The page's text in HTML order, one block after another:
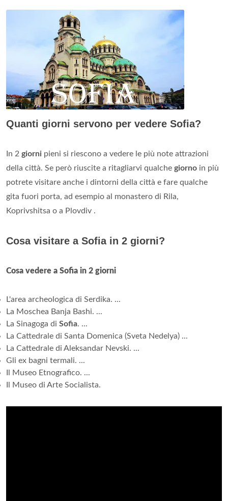
Quanti giorni servono per vedere Sofia?
In 2 giorni pieni si riescono a vedere le più note attrazioni
della città. Se però riuscite a ritagliarvi qualche giorno in più
potrete visitare anche i dintorni della città e fare qualche
gita fuori porta, ad esempio al monastero di Rila,
Koprivshitsa o a Plovdiv .
Cosa visitare a Sofia in 2 giorni?
Cosa vedere a Sofia in 2 giorni
L'area archeologica di Serdika. ...
La Moschea Banja Bashi. ...
La Sinagoga di Sofia. ...
La Cattedrale di Santa Domenica (Sveta Nedelya) ...
La Cattedrale di Aleksandar Nevski. ...
Gli ex bagni termali. ...
Il Museo Etnografico. ...
Il Museo di Arte Socialista.